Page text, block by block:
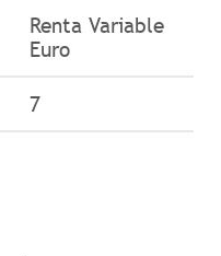
Renta Variable
Euro
7